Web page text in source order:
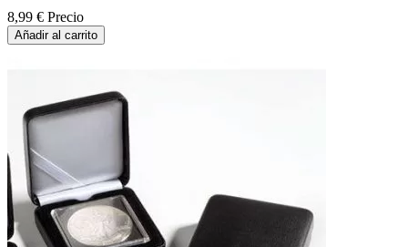
8,99 € Precio
Añadir al carrito